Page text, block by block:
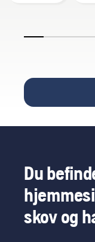
klipning
Du
skov og